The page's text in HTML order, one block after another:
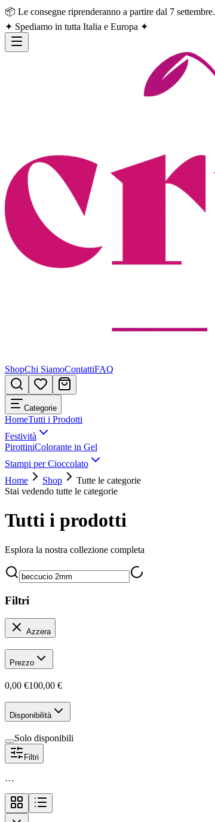
📦 Le consegne riprenderanno a partire dal 7 settembre.
✦ Spediamo in tutta Italia e Europa ✦
ShopChi SiamoContattiFAQ
Categorie
HomeTutti i Prodotti
Festività
PirottiniColorante in Gel
Stampi per Cioccolato
Home
Shop
Tutte le categorie
Stai vedendo tutte le categorie
Tutti i prodotti
Esplora la nostra collezione completa
Filtri
Azzera
Prezzo
0,00 €100,00 €
Disponibilità
Solo disponibili
Filtri
…